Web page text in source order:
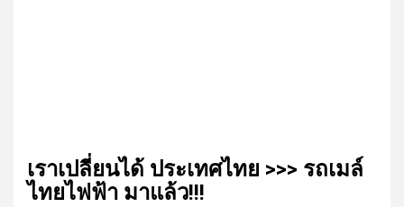
เรา​เปลี่ยน​ได้​ ประเทศ​ไทย​ >>> รถเมล์​
ไทย​ไฟฟ้า​ มาแล้ว!!!